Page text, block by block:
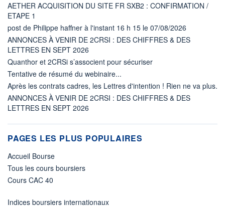
AETHER ACQUISITION DU SITE FR SXB2 : CONFIRMATION /
ETAPE 1
post de Philippe haffner à l'instant 16 h 15 le 07/08/2026
ANNONCES À VENIR DE 2CRSI : DES CHIFFRES & DES
LETTRES EN SEPT 2026
Quanthor et 2CRSi s’associent pour sécuriser
Tentative de résumé du webinaire...
Après les contrats cadres, les Lettres d'intention ! Rien ne va plus.
ANNONCES À VENIR DE 2CRSI : DES CHIFFRES & DES
LETTRES EN SEPT 2026
PAGES LES PLUS POPULAIRES
Accueil Bourse
Tous les cours boursiers
Cours CAC 40
Indices boursiers internationaux